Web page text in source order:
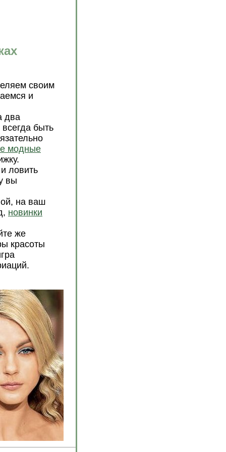
своим
и
два
быть
модные
ловить
вы
на ваш
новинки
же
красоты